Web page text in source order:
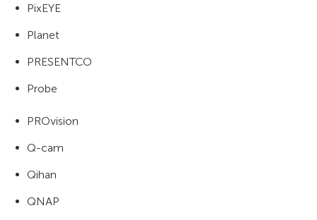
PixEYE
Planet
PRESENTCO
Probe
PROvision
Q-cam
Qihan
QNAP